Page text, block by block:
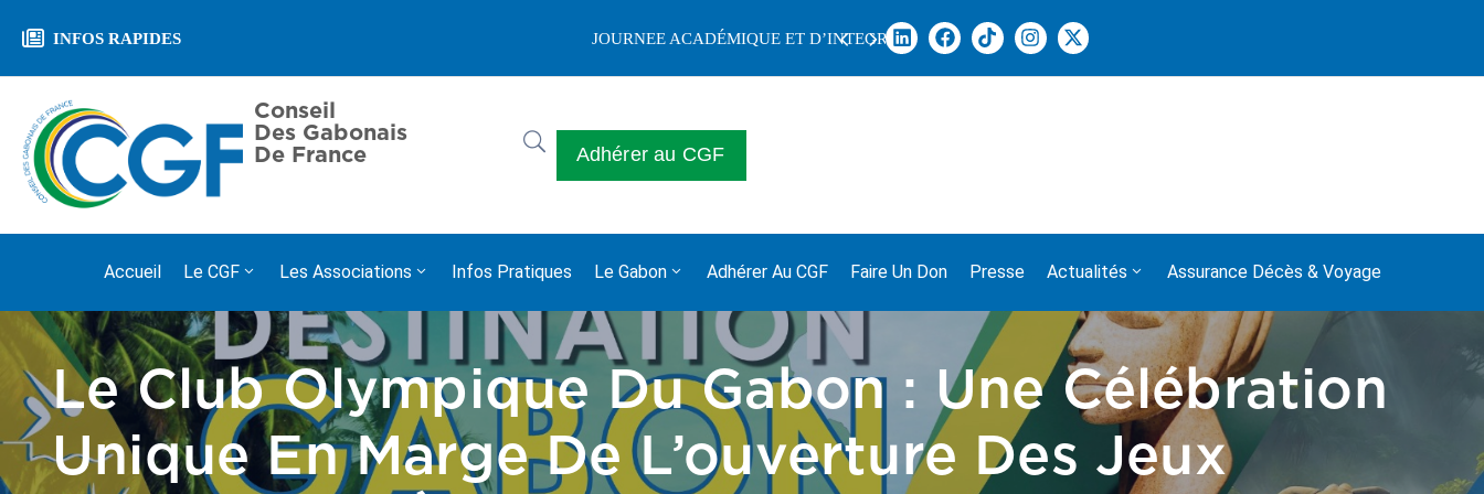
INFOS RAPIDES Joyeuse fête de l’Indépendance à tous les Gabonais de France !
Conseil
Des Gabonais
De France
Adhérer au CGF
Accueil Le CGF Les Associations Infos Pratiques Le Gabon Adhérer Au CGF Faire Un Don Presse Actualités Assurance Décès & Voyage
Le Club Olympique Du Gabon : Une Célébration
Unique En Marge De L’ouverture Des Jeux